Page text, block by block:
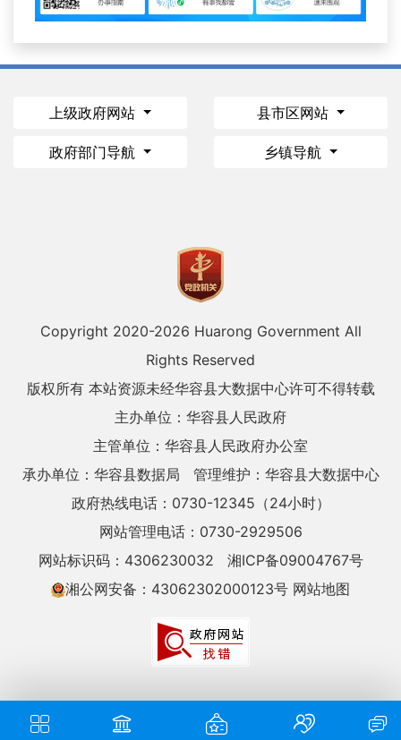
上级政府网站 县市区网站
政府部门导航 乡镇导航
Copyright 2020-2026 Huarong Government All
Rights Reserved
版权所有 本站资源未经华容县大数据中心许可不得转载
主办单位：华容县人民政府
主管单位：华容县人民政府办公室
承办单位：华容县数据局
管理维护：华容县大数据中心
政府热线电话：0730-12345（24小时）
网站管理电话：0730-2929506
网站标识码：4306230032
湘ICP备09004767号
湘公网安备：43062302000123号 网站地图